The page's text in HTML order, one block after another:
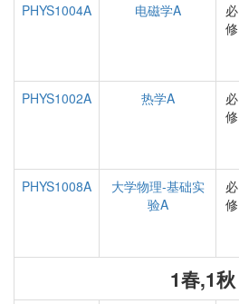
PHYS1004A
电磁学A
必
修
PHYS1002A
热学A
必
修
PHYS1008A
大学物理-基础实
验A
必
修
1春,1秋